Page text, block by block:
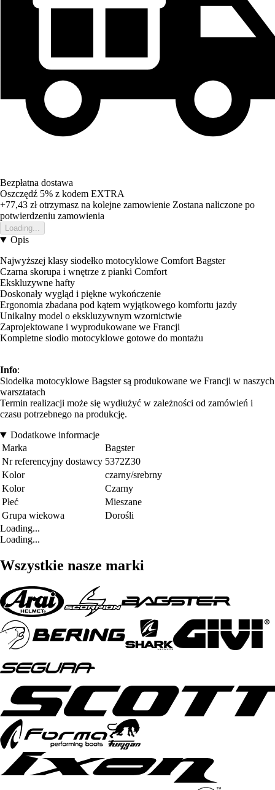
Bezpłatna dostawa
Oszczędź 5% z kodem EXTRA
+77,43 złotrzymasz na kolejne zamowienie Zostana naliczone po
potwierdzeniu zamowienia
Loading...
Opis
Najwyższej klasy siodełko motocyklowe Comfort Bagster
Czarna skorupa i wnętrze z pianki Comfort
Ekskluzywne hafty
Doskonały wygląd i piękne wykończenie
Ergonomia zbadana pod kątem wyjątkowego komfortu jazdy
Unikalny model o ekskluzywnym wzornictwie
Zaprojektowane i wyprodukowane we Francji
Kompletne siodło motocyklowe gotowe do montażu
Info:
Siodełka motocyklowe Bagster są produkowane we Francji w naszych
warsztatach
Termin realizacji może się wydłużyć w zależności od zamówień i
czasu potrzebnego na produkcję.
Dodatkowe informacje
Marka
Bagster
Nr referencyjny dostawcy 5372Z30
Kolor
czarny/srebrny
Kolor
Czarny
Płeć
Mieszane
Grupa wiekowa
Dorośli
Loading...
Loading...
Wszystkie nasze marki